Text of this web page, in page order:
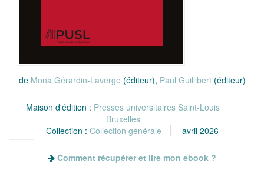
de Mona Gérardin-Laverge (éditeur), Paul Guillibert(éditeur)
Maison d'édition : Presses universitaires Saint-Louis
Bruxelles
Collection : Collection générale avril 2026
Comment récupérer et lire mon ebook ?